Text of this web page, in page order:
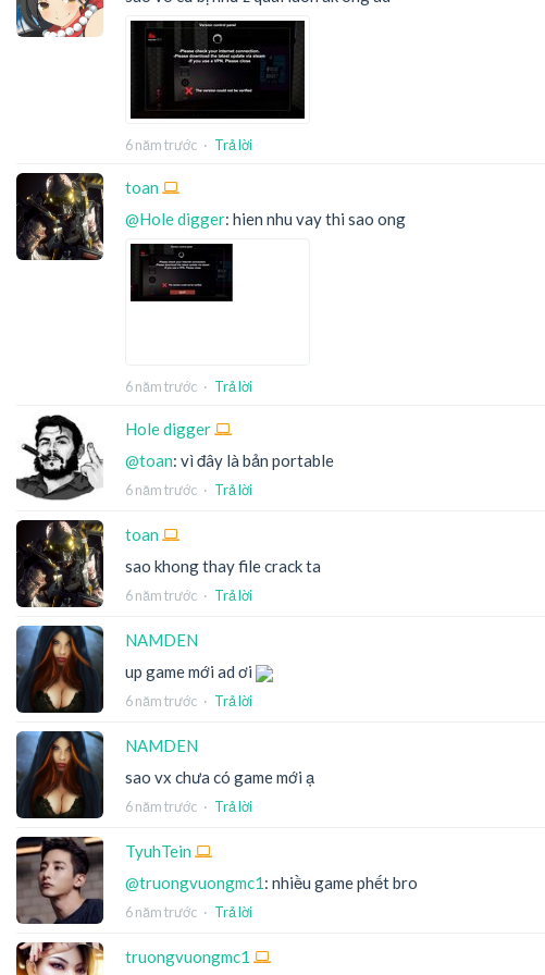
6 năm trước · Trả lời
toan
@Hole digger: hien nhu vay thi sao ong
6 năm trước · Trả lời
Hole digger
@toan: vì đây là bản portable
6 năm trước · Trả lời
toan
sao khong thay file crack ta
6 năm trước · Trả lời
NAMDEN
up game mới ad ơi
6 năm trước · Trả lời
NAMDEN
sao vx chưa có game mới ạ
6 năm trước · Trả lời
TyuhTein
@truongvuongmc1: nhiều game phết bro
6 năm trước · Trả lời
truongvuongmc1